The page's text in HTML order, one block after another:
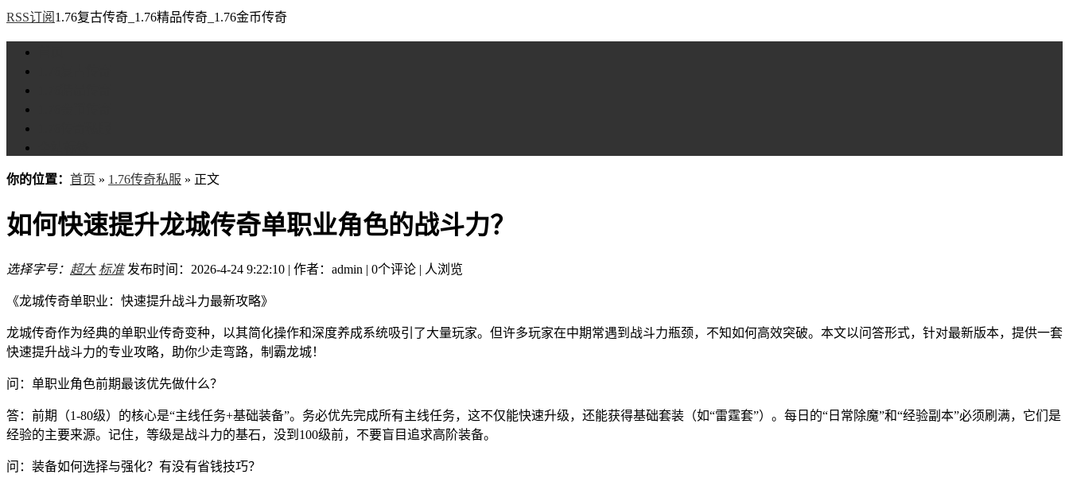
RSS订阅 1.76复古传奇_1.76精品传奇_1.76金币传奇
你的位置： 首页 » 1.76传奇私服 » 正文
如何快速提升龙城传奇单职业角色的战斗力？
选择字号： 超大 标准 发布时间：2026-4-24 9:22:10 | 作者：admin | 0个评论 | 人浏览
《龙城传奇单职业：快速提升战斗力最新攻略》
龙城传奇作为经典的单职业传奇变种，以其简化操作和深度养成系统吸引了大量玩家。但许多玩家在中期常遇到战斗力瓶颈，不知如何高效突破。本文以问答形式，针对最新版本，提供一套
快速提升战斗力的专业攻略，助你少走弯路，制霸龙城！
问：单职业角色前期最该优先做什么？
答：前期（1-80级）的核心是“主线任务+基础装备”。务必优先完成所有主线任务，这不仅能快速升级，还能获得基础套装（如“雷霆套”）。每日的“日常除魔”和“经验副本”必须刷满，它们是
经验的主要来源。记住，等级是战斗力的基石，没到100级前，不要盲目追求高阶装备。
问：装备如何选择与强化？有没有省钱技巧？